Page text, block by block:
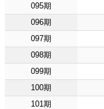
095期
096期
097期
098期
099期
100期
101期